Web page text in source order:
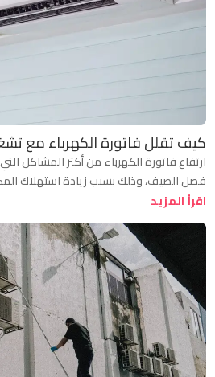
كيف تقلل فاتورة الكهرباء مع
ارتفاع فاتورة الكهرباء من أكثر المشاكل
فصل الصيف، وذلك بسبب زيادة استهلاك
اقرأ المزيد